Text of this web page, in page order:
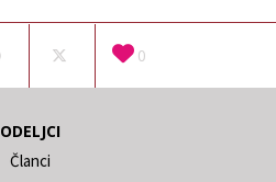
0
ODELJCI
Članci